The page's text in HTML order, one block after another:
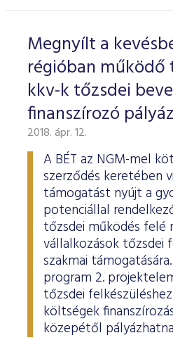
Megnyílt a
régióban
kkv-k tőzsdei
finanszírozó
2018. ápr. 12.
A BÉT az NGM-mel
szerződés keretében
támogatást nyújt a
potenciállal
tőzsdei működés
vállalkozások tőzsdei
szakmai
program 2.
tőzsdei
költségek
közepétől